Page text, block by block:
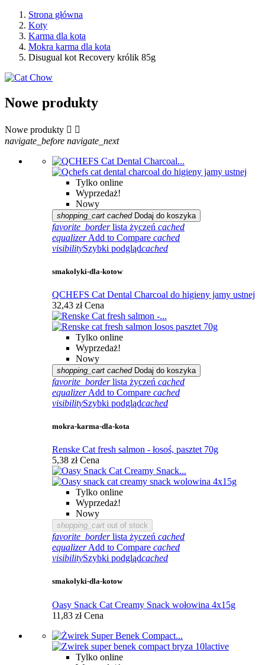
Strona główna
Koty
Karma dla kota
Mokra karma dla kota
Disugual kot Recovery królik 85g
Nowe produkty
Nowe produkty  
navigate_before navigate_next
Tylko online
Wyprzedaż!
Nowy
shopping_cart cached Dodaj do koszyka
favorite_border lista życzeń cached
equalizer Add to Compare cached
visibilitySzybki podglądcached
smakolyki-dla-kotow
QCHEFS Cat Dental Charcoal do higieny jamy ustnej
32,43 zł Cena
Tylko online
Wyprzedaż!
Nowy
shopping_cart cached Dodaj do koszyka
favorite_border lista życzeń cached
equalizer Add to Compare cached
visibilitySzybki podglądcached
mokra-karma-dla-kota
Renske Cat fresh salmon - łosoś, pasztet 70g
5,38 zł Cena
Tylko online
Wyprzedaż!
Nowy
shopping_cart out of stock
favorite_border lista życzeń cached
equalizer Add to Compare cached
visibilitySzybki podglądcached
smakolyki-dla-kotow
Oasy Snack Cat Creamy Snack wołowina 4x15g
11,83 zł Cena
Tylko online